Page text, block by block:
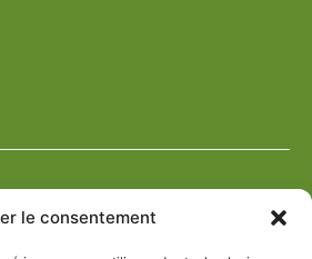
le consentement